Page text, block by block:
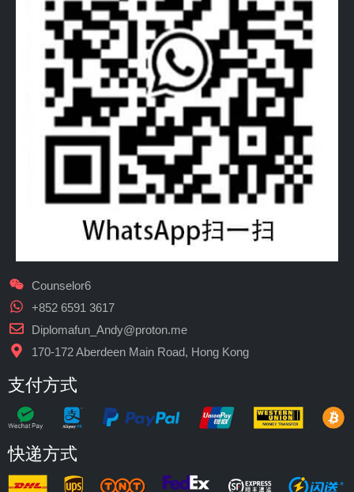
Counselor6
+852 6591 3617
Diplomafun_Andy@proton.me
170-172 Aberdeen Main Road, Hong Kong
支付方式
快递方式